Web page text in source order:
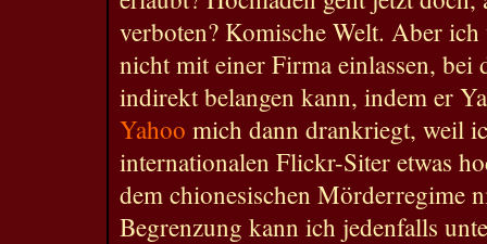
verboten? Komische Welt. Aber
nicht mit einer Firma einlassen, bei
indirekt belangen kann, indem er
Yahoo mich dann drankriegt, weil
internationalen Flickr-Siter etwas
dem chionesischen Mörderregime
Begrenzung kann ich jedenfalls